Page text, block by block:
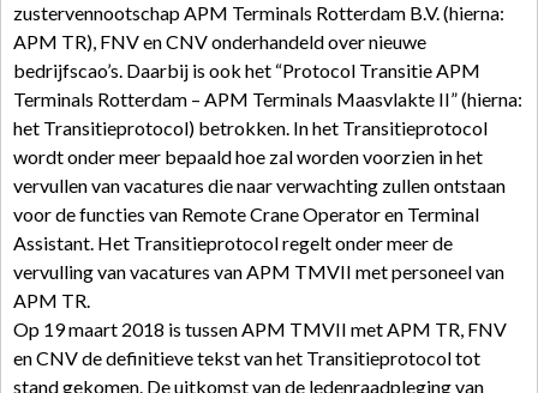
zustervennootschap APM Terminals Rotterdam B.V. (hierna:
APM TR), FNV en CNV onderhandeld over nieuwe
bedrijfscao’s. Daarbij is ook het “Protocol Transitie APM
Terminals Rotterdam – APM Terminals Maasvlakte II” (hierna:
het Transitieprotocol) betrokken. In het Transitieprotocol
wordt onder meer bepaald hoe zal worden voorzien in het
vervullen van vacatures die naar verwachting zullen ontstaan
voor de functies van Remote Crane Operator en Terminal
Assistant. Het Transitieprotocol regelt onder meer de
vervulling van vacatures van APM TMVII met personeel van
APM TR.
Op 19 maart 2018 is tussen APM TMVII met APM TR, FNV
en CNV de definitieve tekst van het Transitieprotocol tot
stand gekomen. De uitkomst van de ledenraadpleging van